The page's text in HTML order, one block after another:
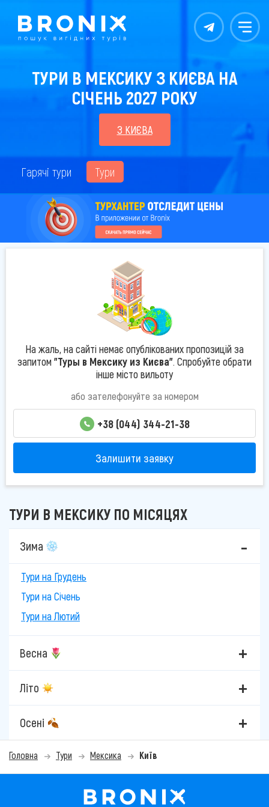
Контакты Меню
ТУРИ В МЕКСИКУ З КИЄВА НА
СІЧЕНЬ 2027 РОКУ
З КИЄВА
Гарячі тури Тури
На жаль, на сайті немає опублікованих пропозицій за
запитом "Туры в Мексику из Києва". Спробуйте обрати
інше місто вильоту
або зателефонуйте за номером
+38 (044) 344-21-38
Залишити заявку
ТУРИ В МЕКСИКУ ПО МІСЯЦЯХ
Зима
Тури на Грудень
Тури на Січень
Тури на Лютий
Весна
Літо
Осені
Головна Тури Мексика Київ